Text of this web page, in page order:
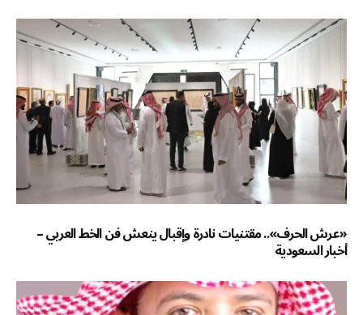
«عرش الحرف».. مقتنيات نادرة وإقبال ينعش فن الخط العربي –
أخبار السعودية